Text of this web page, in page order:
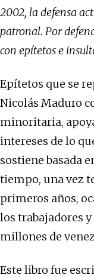
2002, la defensa
patronal. Por
con epítetos e
Epítetos que se
Nicolás Maduro
minoritaria,
intereses de lo
sostiene basada
tiempo, una vez
primeros años,
los trabajadores
millones de
Este libro fue